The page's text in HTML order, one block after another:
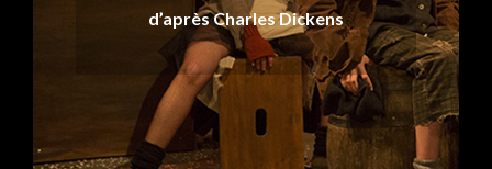
d’après Charles Dickens